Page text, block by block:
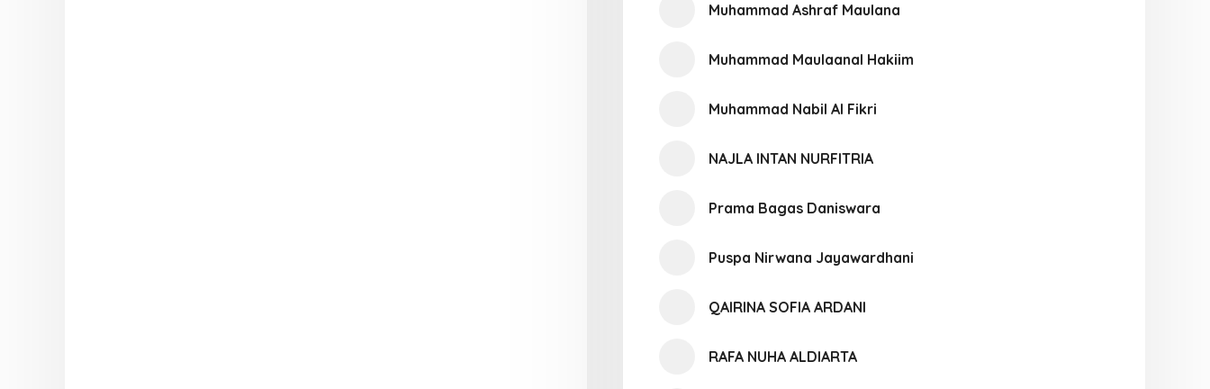
Muhammad Ashraf Maulana
Muhammad Maulaanal Hakiim
Muhammad Nabil Al Fikri
NAJLA INTAN NURFITRIA
Prama Bagas Daniswara
Puspa Nirwana Jayawardhani
QAIRINA SOFIA ARDANI
RAFA NUHA ALDIARTA